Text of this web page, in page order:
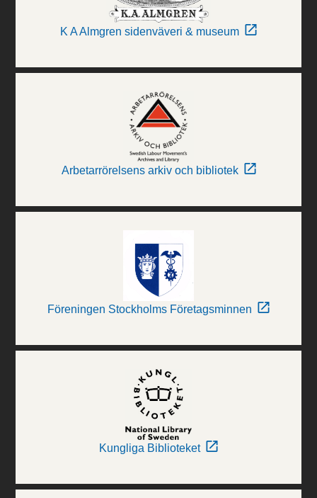
K A Almgren sidenväveri & museum
Arbetarrörelsens arkiv och bibliotek
Föreningen Stockholms Företagsminnen
Kungliga Biblioteket